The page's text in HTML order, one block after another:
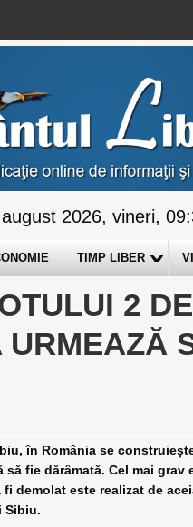
2026, vineri,
TIMP LIBER
2 DE
în România se
fie dărâmată. Cel mai grav
demolat este realizat de
Sibiu.